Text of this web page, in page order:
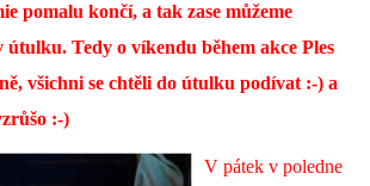
pomalu končí, a tak zase můžeme
útulku. Tedy o víkendu během akce Ples
všichni se chtěli do útulku podívat :-) a
:-)
V pátek v poledne